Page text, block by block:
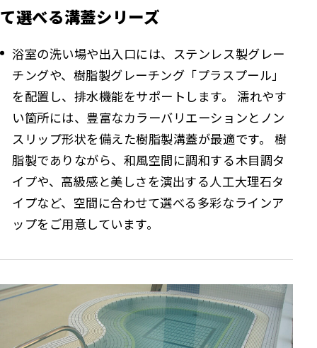
て選べる溝蓋シリーズ
浴室の洗い場や出入口には、ステンレス製グレー
チングや、樹脂製グレーチング「プラスプール」
を配置し、排水機能をサポートします。 濡れやす
い箇所には、豊富なカラーバリエーションとノン
スリップ形状を備えた樹脂製溝蓋が最適です。 樹
脂製でありながら、和風空間に調和する木目調タ
イプや、高級感と美しさを演出する人工大理石タ
イプなど、空間に合わせて選べる多彩なラインア
ップをご用意しています。